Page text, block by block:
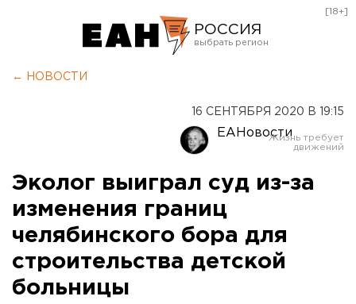
РОССИЯ
Оренбург
[18+]
← НОВОСТИ
16 СЕНТЯБРЯ 2020 В 19:15
ЕАНовости
Эколог выиграл суд из-за
изменения границ
челябинского бора для
строительства детской
больницы